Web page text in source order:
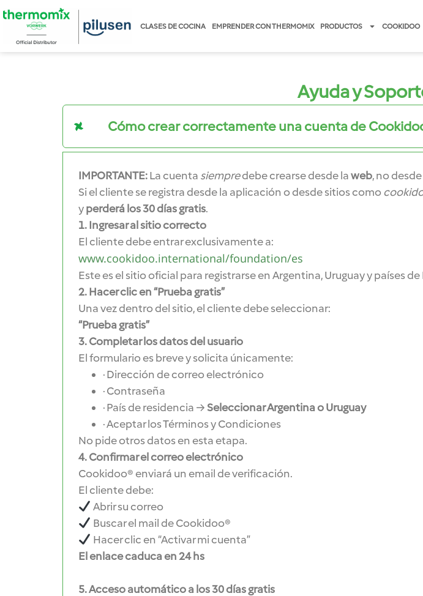
CLASES DE COCINA EMPRENDER CON THERMOMIX PRODUCTOS COOKIDOO
Ayuda y
Cómo crear correctamente una cuenta de
IMPORTANTE:La cuenta siempredebe crearse desde laweb, no
Si el cliente se registra desde la aplicación o desde sitios como
yperderá los 30 días gratis.
1. Ingresar al sitio correcto
El cliente debe entrar exclusivamente a:
www.cookidoo.international/foundation/es
Este es el sitio oficial para registrarse en Argentina, Uruguay y países de
2. Hacer clic en “Prueba gratis”
Una vez dentro del sitio, el cliente debe seleccionar:
“Prueba gratis”
3. Completar los datos del usuario
El formulario es breve y solicita únicamente:
· Dirección de correo electrónico
· Contraseña
· País de residencia → Seleccionar Argentina o Uruguay
· Aceptar los Términos y Condiciones
No pide otros datos en esta etapa.
4. Confirmar el correo electrónico
Cookidoo® enviará un email de verificación.
El cliente debe:
Abrir su correo
Buscar el mail de Cookidoo®
Hacer clic en “Activar mi cuenta”
El enlace caduca en 24 hs
5. Acceso automático a los 30 días gratis